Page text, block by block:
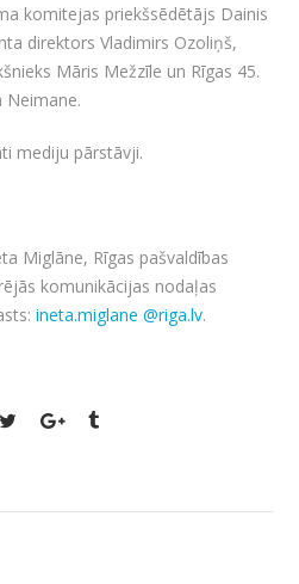
komitejas priekšsēdētājs Dainis
direktors Vladimirs Ozoliņš,
Māris Mežzīle un Rīgas 45.
Neimane.
mediju pārstāvji.
Miglāne, Rīgas pašvaldības
komunikācijas nodaļas
ineta.miglane @riga.lv.